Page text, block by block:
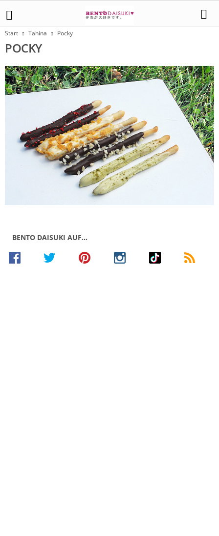
Start Tahina Pocky
POCKY
BENTO DAISUKI AUF…